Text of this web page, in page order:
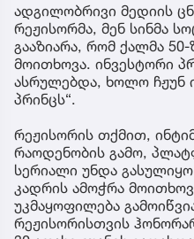
ადგილობრივი მედიის
რეჟისორმა, მენ სინმა
გააზიარა, რომ ქალმა
მოითხოვა. ინვესტორი
ასრულებდა, ხოლო ჩჟუნ
პრინცს“.
რეჟისორის თქმით,
რაოდენობის გამო,
სერიალი უნდა
კადრის ამოჭრა
უკმაყოფილება
რეჟისორისთვის